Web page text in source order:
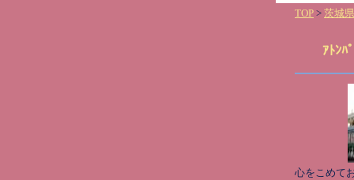
TOP > 茨城県
ｱﾄﾝﾊ
心をこめて